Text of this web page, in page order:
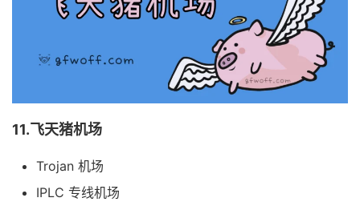
11.飞天猪机场
Trojan 机场
IPLC 专线机场